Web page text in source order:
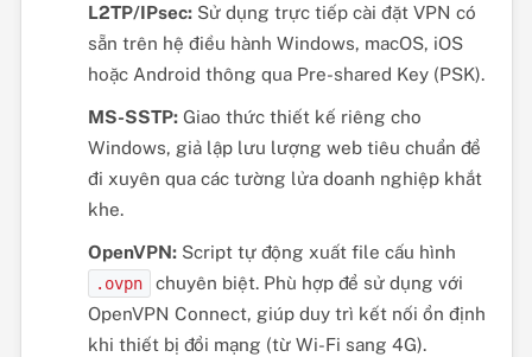
L2TP/IPsec:Sử dụng trực tiếp cài đặt VPN có
sẵn trên hệ điều hành Windows, macOS, iOS
hoặc Android thông qua Pre-shared Key (PSK).
MS-SSTP:Giao thức thiết kế riêng cho
Windows, giả lập lưu lượng web tiêu chuẩn để
đi xuyên qua các tường lửa doanh nghiệp khắt
khe.
OpenVPN:Script tự động xuất file cấu hình
.ovpn
chuyên biệt. Phù hợp để sử dụng với
OpenVPN Connect, giúp duy trì kết nối ổn định
khi thiết bị đổi mạng (từ Wi-Fi sang 4G).